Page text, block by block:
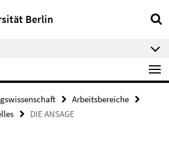
Berlin
Arbeitsbereiche
DIE ANSAGE